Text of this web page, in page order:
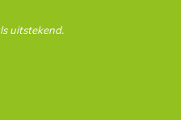
uitstekend.